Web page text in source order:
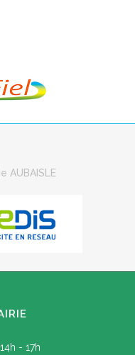
AUBAISLE
- 17h